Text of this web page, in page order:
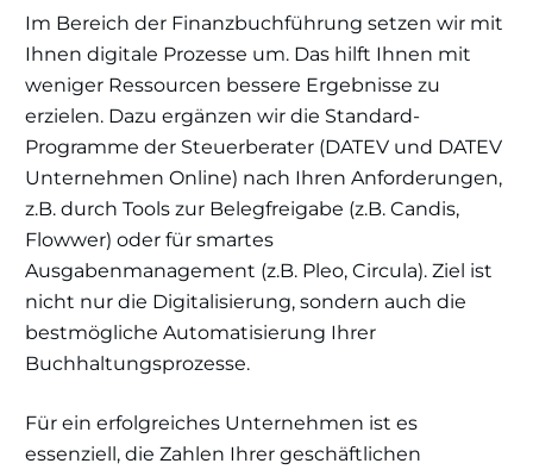
Im Bereich der Finanzbuchführung setzen wir mit
Ihnen digitale Prozesse um. Das hilft Ihnen mit
weniger Ressourcen bessere Ergebnisse zu
erzielen. Dazu ergänzen wir die Standard-
Programme der Steuerberater (DATEV und DATEV
Unternehmen Online) nach Ihren Anforderungen,
z.B. durch Tools zur Belegfreigabe (z.B. Candis,
Flowwer) oder für smartes
Ausgabenmanagement (z.B. Pleo, Circula). Ziel ist
nicht nur die Digitalisierung, sondern auch die
bestmögliche Automatisierung Ihrer
Buchhaltungsprozesse.
Für ein erfolgreiches Unternehmen ist es
essenziell, die Zahlen Ihrer geschäftlichen